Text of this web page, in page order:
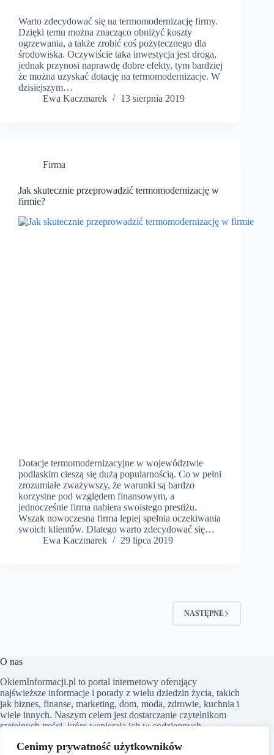
Cenimy prywatność użytkowników
Warto zdecydować się na termomodernizację firmy.
Dzięki temu można znacząco obniżyć koszty
ogrzewania, a także zrobić coś pożytecznego dla
środowiska. Oczywiście taka inwestycja jest droga,
jednak przynosi naprawdę dobre efekty, tym bardziej
że można uzyskać dotację na termomodernizacje. W
dzisiejszym…
​Ewa Kaczmarek
13 sierpnia 2019
Firma
Jak skutecznie przeprowadzić termomodernizację w
firmie?
Dotacje termomodernizacyjne w województwie
podlaskim cieszą się dużą popularnością. Co w pełni
zrozumiałe zważywszy, że warunki są bardzo
korzystne pod względem finansowym, a
jednocześnie firma nabiera swoistego prestiżu.
Wszak nowoczesna firma lepiej spełnia oczekiwania
swoich klientów. Dlatego warto zdecydować się…
​Ewa Kaczmarek
29 lipca 2019
NASTĘPNE
O nas
​OkiemInformacji.pl to portal internetowy oferujący
najświeższe informacje i porady z wielu dziedzin życia, takich
jak biznes, finanse, marketing, dom, moda, zdrowie, kuchnia i
wiele innych. Naszym celem jest dostarczanie czytelnikom
rzetelnych treści, które wspierają ich w codziennych
artykuły były zrozumiałe i dostępne dla każdego, niezależnie